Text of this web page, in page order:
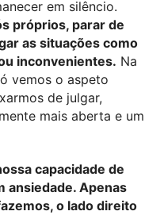
em silêncio.
próprios, parar de
as situações como
inconvenientes. Na
vemos o aspeto
de julgar,
mais aberta e um
capacidade de
ansiedade. Apenas
o lado direito